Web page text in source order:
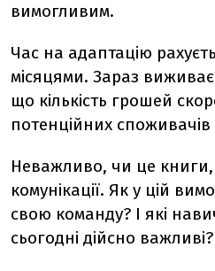
вимогливим.
Час на адаптацію
місяцями. Зараз
що кількість грошей
потенційних
Неважливо, чи це
комунікації. Як у цій
свою команду? І які
сьогодні дійсно важливі?